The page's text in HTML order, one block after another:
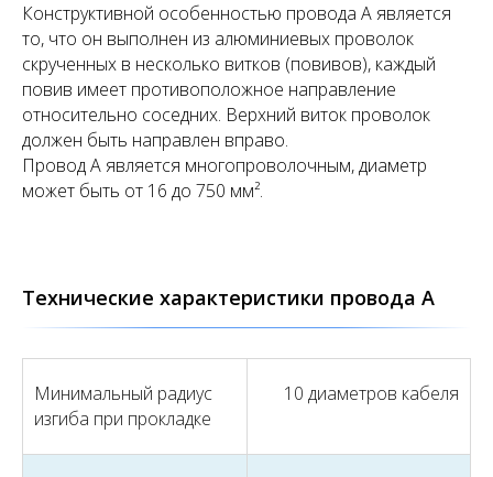
Конструктивной особенностью провода А является
то, что он выполнен из алюминиевых проволок
скрученных в несколько витков (повивов), каждый
повив имеет противоположное направление
относительно соседних. Верхний виток проволок
должен быть направлен вправо.
Провод А является многопроволочным, диаметр
может быть от 16 до 750 мм².
Технические характеристики провода А
Минимальный радиус
изгиба при прокладке
10 диаметров кабеля